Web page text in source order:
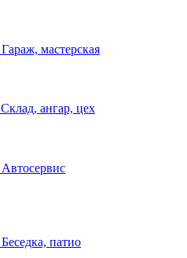
Гараж, мастерская
Склад, ангар, цех
Автосервис
Беседка, патио